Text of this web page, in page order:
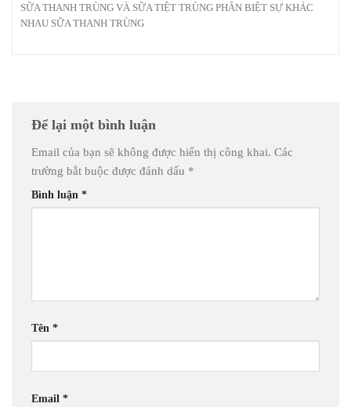
SỮA THANH TRÙNG VÀ SỮA TIỆT TRÙNG PHÂN BIỆT SỰ KHÁC
NHAU SỮA THANH TRÙNG
Để lại một bình luận
Email của bạn sẽ không được hiển thị công khai. Các
trường bắt buộc được đánh dấu *
Bình luận *
Tên *
Email *